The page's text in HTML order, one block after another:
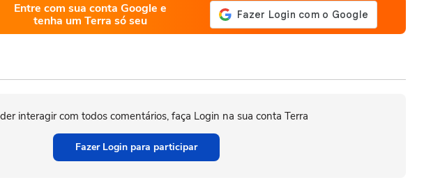
Entre com sua conta Google e
tenha um Terra só seu
interagir com todos comentários, faça Login na sua conta Terra
Fazer Login para participar